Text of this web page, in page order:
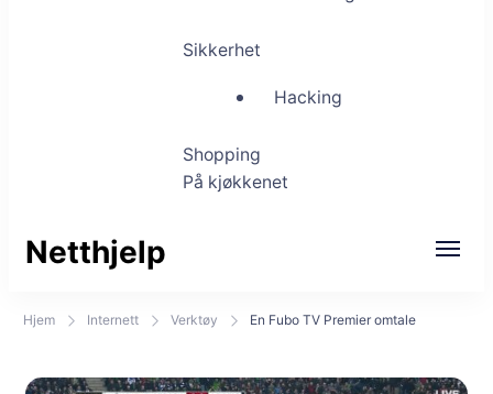
Sikkerhet
Hacking
Shopping
På kjøkkenet
Netthjelp
Hjem Internett Verktøy En Fubo TV Premier omtale